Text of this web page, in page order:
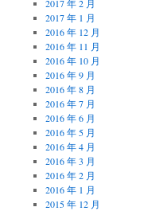
2017 年 2 月
2017 年 1 月
2016 年 12 月
2016 年 11 月
2016 年 10 月
2016 年 9 月
2016 年 8 月
2016 年 7 月
2016 年 6 月
2016 年 5 月
2016 年 4 月
2016 年 3 月
2016 年 2 月
2016 年 1 月
2015 年 12 月